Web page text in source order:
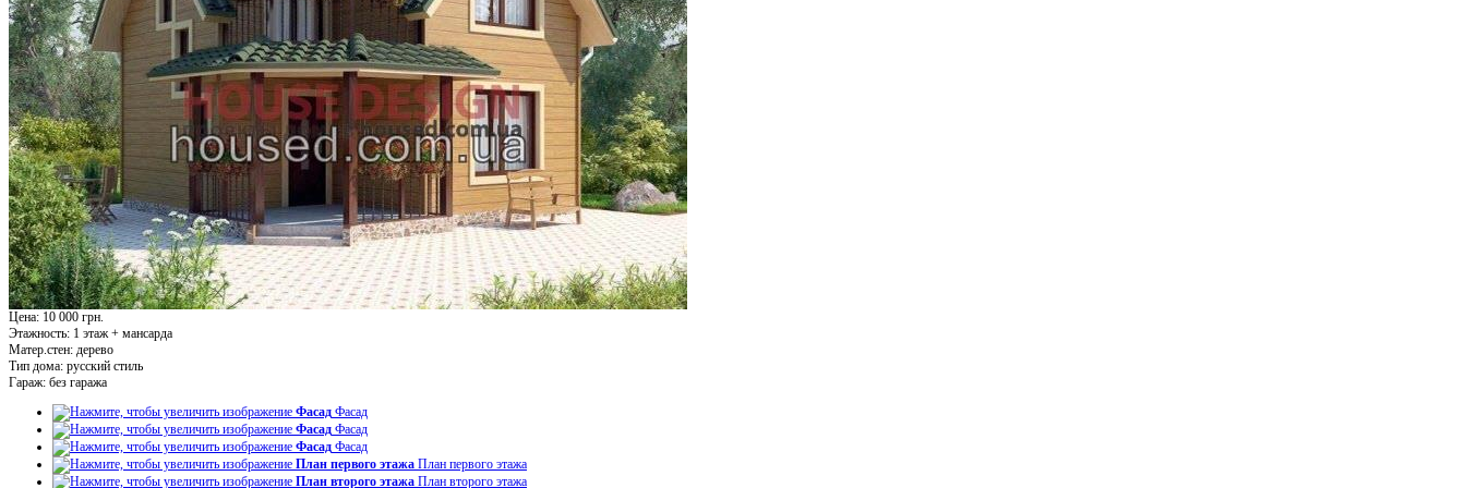
Цена: 10 000 грн.
Этажность: 1 этаж + мансарда
Матер.стен: дерево
Тип дома: русский стиль
Гараж: без гаража
Фасад Фасад
Фасад Фасад
Фасад Фасад
План первого этажа План первого этажа
План второго этажа План второго этажа